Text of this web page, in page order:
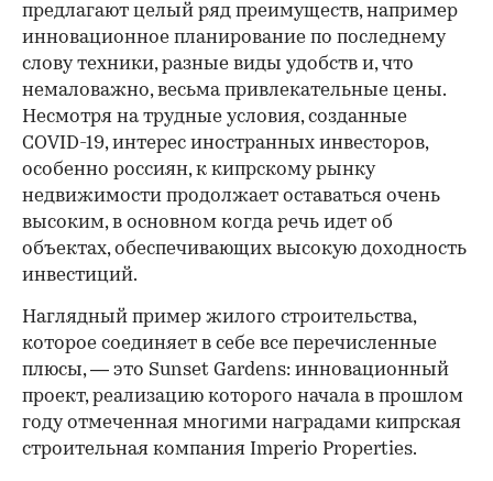
предлагают целый ряд преимуществ, например
инновационное планирование по последнему
слову техники, разные виды удобств и, что
немаловажно, весьма привлекательные цены.
Несмотря на трудные условия, созданные
COVID-19, интерес иностранных инвесторов,
особенно россиян, к кипрскому рынку
недвижимости продолжает оставаться очень
высоким, в основном когда речь идет об
объектах, обеспечивающих высокую доходность
инвестиций.
Наглядный пример жилого строительства,
которое соединяет в себе все перечисленные
плюсы, — это Sunset Gardens: инновационный
проект, реализацию которого начала в прошлом
году отмеченная многими наградами кипрская
строительная компания Imperio Properties.